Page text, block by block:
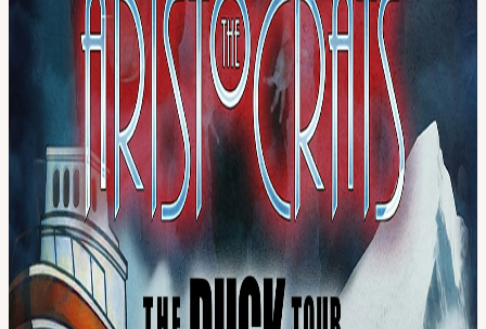
Negli ultimi dodici anni, The Aristocrats - il chitarrista Guthrie
Govan (Steven Wilson, Hans Zimmer, Asia/GPS), il bassista Bryan
Beller (Joe Satriani, Steve Vai, Dethklok) e il batterista Marco
Minnemann (Steven Wilson, Joe Satriani, Steve Hackett) - si sono
affermati come uno dei gruppi di rock-fusion strumentale
musicalmente più originali, irriverenti e sorprendentemente divertenti
del pianeta. Chiunque abbia assistito a un loro show - che include
quantità casuali di rock, jazz, pop, metal, country e qualsiasi altra
cosa in mezzo - sente lo spirito di una vera band, la cui anima devota
all'improvvisazione permette di far accadere sul palco qualsiasi cosa
in qualsiasi momento, compresi gli occasionali ammiccamenti a
Frank Zappa.
View URL of the source ↗